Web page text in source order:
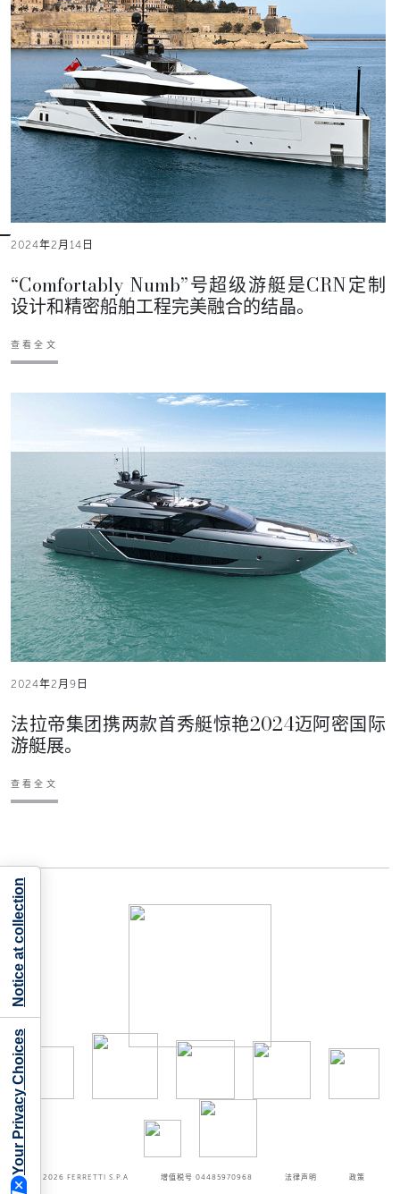
2024年2月14日
“Comfortably Numb”号超级游艇是CRN定制
设计和精密船舶工程完美融合的结晶。
查看全文
2024年2月9日
法拉帝集团携两款首秀艇惊艳2024迈阿密国际
游艇展。
查看全文
©2026 FERRETTI S.P.A 增值税号 04485970968 法律声明 政策
Your Privacy Choices
Notice at collection